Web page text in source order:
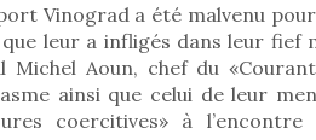
Vinograd a été malvenu
leur a infligés dans leur
Michel Aoun, chef du
ainsi que celui de leur
coercitives» à